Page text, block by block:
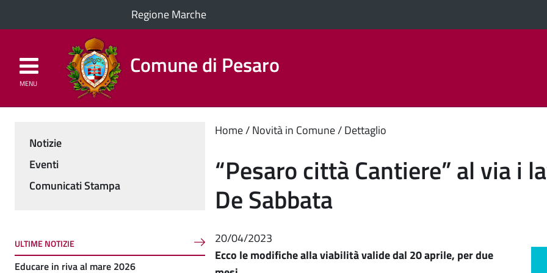
Regione Marche
Comune di Pesaro
MENU
Aree Tematiche
Contenuto
principale
Home Novità in Comune Dettaglio
“Pesaro città Cantiere” al via i
De Sabbata
20/04/2023
Ecco le modifiche alla viabilità valide dal 20 aprile, per due
Menu
Notizie
Eventi
Comunicati Stampa
ULTIME NOTIZIE
Educare in riva al mare 2026